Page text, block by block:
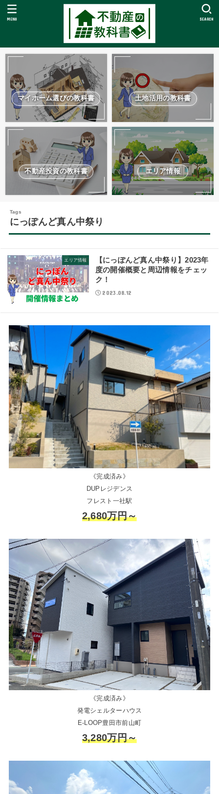
SEARCH
MENU
マイホーム選びの教科書 土地活用の教科書
不動産投資の教科書 エリア情報
にっぽんど真ん中祭り
エリア情報
【にっぽんど真ん中祭り】2023年
度の開催概要と周辺情報をチェッ
ク！
2023.08.12
《完成済み》
DUPレジデンス
フレスト一社駅
2,680万円～
《完成済み》
発電シェルターハウス
E-LOOP豊田市前山町
3,280万円～